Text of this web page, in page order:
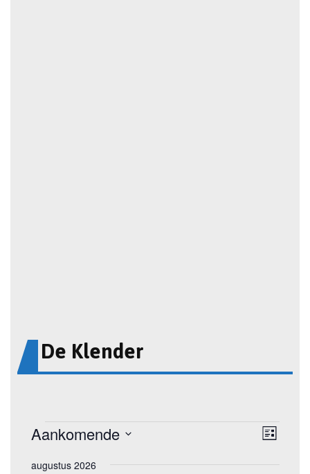
De Klender